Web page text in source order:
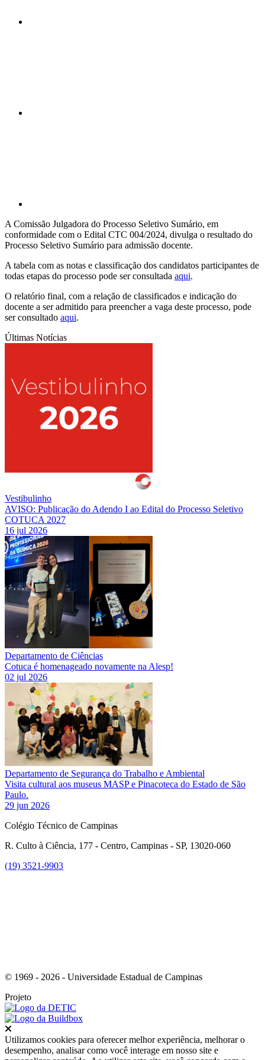
A Comissão Julgadora do Processo Seletivo Sumário, em
conformidade com o Edital CTC 004/2024, divulga o resultado do
Processo Seletivo Sumário para admissão docente.
A tabela com as notas e classificação dos candidatos participantes de
todas etapas do processo pode ser consultada aqui.
O relatório final, com a relação de classificados e indicação do
docente a ser admitido para preencher a vaga deste processo, pode
ser consultado aqui.
Últimas Notícias
Vestibulinho
AVISO: Publicação do Adendo I ao Edital do Processo Seletivo
COTUCA 2027
16 jul 2026
Departamento de Ciências
Cotuca é homenageado novamente na Alesp!
02 jul 2026
Departamento de Segurança do Trabalho e Ambiental
Visita cultural aos museus MASP e Pinacoteca do Estado de São
Paulo.
29 jun 2026
Colégio Técnico de Campinas
R. Culto à Ciência, 177 - Centro, Campinas - SP, 13020-060
(19) 3521-9903
© 1969 - 2026 - Universidade Estadual de Campinas
Projeto
Utilizamos cookies para oferecer melhor experiência, melhorar o
desempenho, analisar como você interage em nosso site e